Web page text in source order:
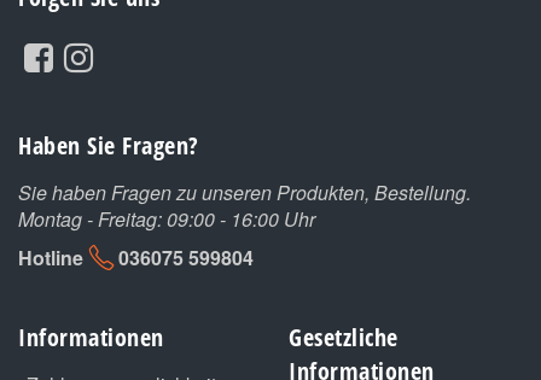
Haben Sie Fragen?
Sie haben Fragen zu unseren Produkten, Bestellung.
Montag - Freitag: 09:00 - 16:00 Uhr
Hotline
036075 599804
Informationen
Gesetzliche
Informationen